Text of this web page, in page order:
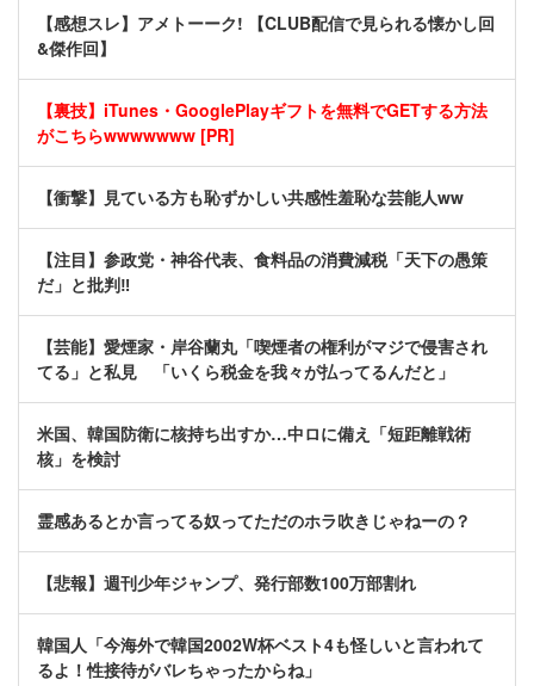
【感想スレ】アメトーーク! 【CLUB配信で見られる懐かし回
&傑作回】
【裏技】iTunes・GooglePlayギフトを無料でGETする方法
がこちらwwwwwww [PR]
【衝撃】見ている方も恥ずかしい共感性羞恥な芸能人ww
【注目】参政党・神谷代表、食料品の消費減税「天下の愚策
だ」と批判‼
【芸能】愛煙家・岸谷蘭丸「喫煙者の権利がマジで侵害され
てる」と私見 「いくら税金を我々が払ってるんだと」
米国、韓国防衛に核持ち出すか…中ロに備え「短距離戦術
核」を検討
霊感あるとか言ってる奴ってただのホラ吹きじゃねーの？
【悲報】週刊少年ジャンプ、発行部数100万部割れ
韓国人「今海外で韓国2002W杯ベスト4も怪しいと言われて
るよ！性接待がバレちゃったからね」